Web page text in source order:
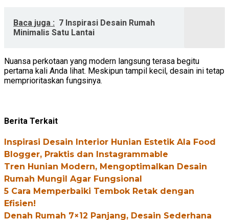
Baca juga : 7 Inspirasi Desain Rumah
Minimalis Satu Lantai
Nuansa perkotaan yang modern langsung terasa begitu
pertama kali Anda lihat. Meskipun tampil kecil, desain ini tetap
memprioritaskan fungsinya.
Berita Terkait
Inspirasi Desain Interior Hunian Estetik Ala Food
Blogger, Praktis dan Instagrammable
Tren Hunian Modern, Mengoptimalkan Desain
Rumah Mungil Agar Fungsional
5 Cara Memperbaiki Tembok Retak dengan
Efisien!
Denah Rumah 7×12 Panjang, Desain Sederhana